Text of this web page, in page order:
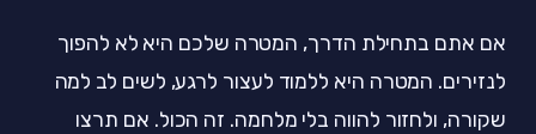
אם אתם בתחילת הדרך, המטרה שלכם היא לא להפוך
לנזירים. המטרה היא ללמוד לעצור לרגע, לשים לב למה
שקורה, ולחזור להווה בלי מלחמה. זה הכול. אם תרצו